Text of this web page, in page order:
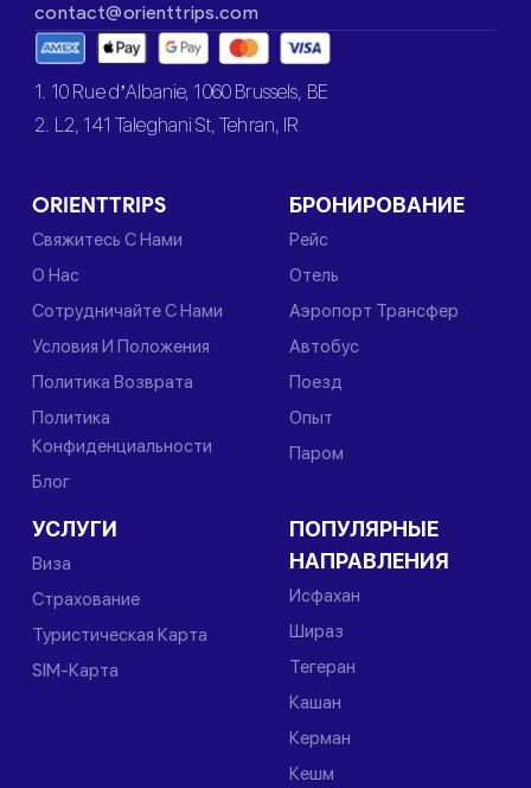
contact@orienttrips.com
1. 10 Rue d’Albanie, 1060 Brussels, BE
2. L2, 141 Taleghani St, Tehran, IR
ORIENTTRIPS
Свяжитесь С Нами
О Нас
Сотрудничайте С Нами
Условия И Положения
Политика Возврата
Политика
Конфиденциальности
Блог
БРОНИРОВАНИЕ
Рейс
Отель
Аэропорт Трансфер
Автобус
Поезд
Опыт
Паром
УСЛУГИ
Виза
Страхование
Туристическая Карта
SIM-Карта
ПОПУЛЯРНЫЕ
НАПРАВЛЕНИЯ
Исфахан
Шираз
Тегеран
Кашан
Керман
Кешм